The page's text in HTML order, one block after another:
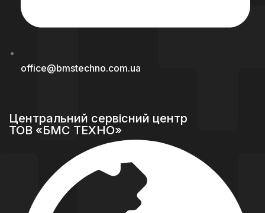
office@bmstechno.com.ua
Центральний сервісний центр
ТОВ «БМС ТЕХНО»